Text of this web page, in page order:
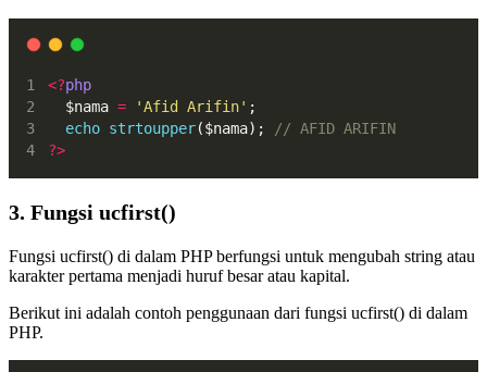
<?php
  $nama
= 'Afid Arifin' ;
echo strtoupper($nama);
// AFID ARIFIN
?>
3. Fungsi ucfirst()
Fungsi ucfirst() di dalam PHP berfungsi untuk mengubah string atau
karakter pertama menjadi huruf besar atau kapital.
Berikut ini adalah contoh penggunaan dari fungsi ucfirst() di dalam
PHP.